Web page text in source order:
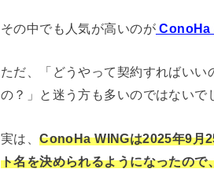
その中でも人気が高いのがConoHa
ただ、「どうやって契約すればい
の？」と迷う方も多いのではないで
実は、ConoHa WINGは2025年9月
ト名を決められるようになったの